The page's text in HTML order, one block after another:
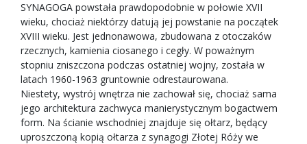
SYNAGOGA powstała prawdopodobnie w połowie XVII
wieku, chociaż niektórzy datują jej powstanie na początek
XVIII wieku. Jest jednonawowa, zbudowana z otoczaków
rzecznych, kamienia ciosanego i cegły. W poważnym
stopniu zniszczona podczas ostatniej wojny, została w
latach 1960-1963 gruntownie odrestaurowana.
Niestety, wystrój wnętrza nie zachował się, chociaż sama
jego architektura zachwyca manierystycznym bogactwem
form. Na ścianie wschodniej znajduje się ołtarz, będący
uproszczoną kopią ołtarza z synagogi Złotej Róży we